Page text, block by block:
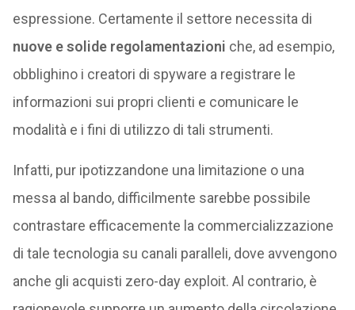
espressione. Certamente il settore necessita di
nuove e solide regolamentazioni che, ad esempio,
obblighino i creatori di spyware a registrare le
informazioni sui propri clienti e comunicare le
modalità e i fini di utilizzo di tali strumenti.
Infatti, pur ipotizzandone una limitazione o una
messa al bando, difficilmente sarebbe possibile
contrastare efficacemente la commercializzazione
di tale tecnologia su canali paralleli, dove avvengono
anche gli acquisti zero-day exploit. Al contrario, è